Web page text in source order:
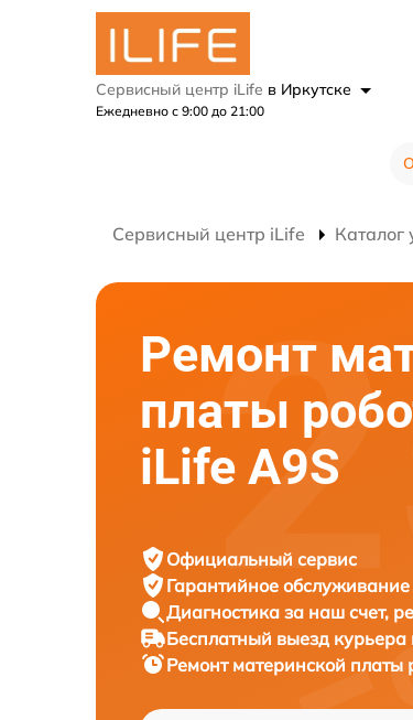
Сервисный центр iLife в Иркутске
Ежедневно с 9:00 до 21:00
Сервисный центр iLife Каталог
Ремонт
платы
iLife A9S
Официальный сервис
Гарантийное обслуживание
Диагностика за наш счет,
Бесплатный выезд курьера
Ремонт материнской платы